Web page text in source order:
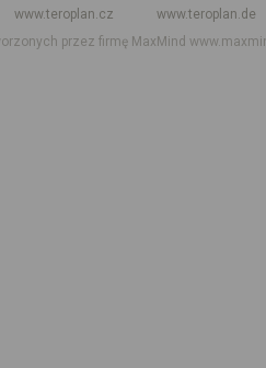
www.teroplan.cz
www.teroplan.de
przez firmę MaxMind